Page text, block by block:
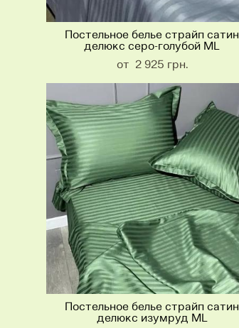
Постельное белье страйп сатин
делюкс серо-голубой ML
от 2 925 грн.
Постельное белье страйп сатин
делюкс изумруд ML